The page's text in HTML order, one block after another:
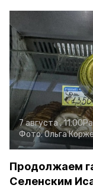
7 августа , 11:00
Фото:Ольга
Продолжаем
Селенским